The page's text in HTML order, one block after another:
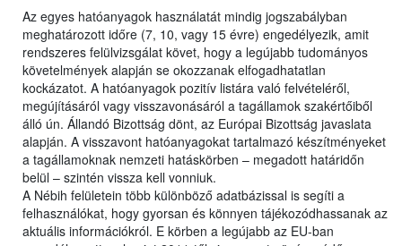
Az egyes hatóanyagok használatát mindig jogszabályban
meghatározott időre (7, 10, vagy 15 évre) engedélyezik, amit
rendszeres felülvizsgálat követ, hogy a legújabb tudományos
követelmények alapján se okozzanak elfogadhatatlan
kockázatot. A hatóanyagok pozitív listára való felvételéről,
megújításáról vagy visszavonásáról a tagállamok szakértőiből
álló ún. Állandó Bizottság dönt, az Európai Bizottság javaslata
alapján. A visszavont hatóanyagokat tartalmazó készítményeket
a tagállamoknak nemzeti hatáskörben – megadott határidőn
belül – szintén vissza kell vonniuk.
A Nébih felületein több különböző adatbázissal is segíti a
felhasználókat, hogy gyorsan és könnyen tájékozódhassanak az
aktuális információkról. E körben a legújabb az EU-ban